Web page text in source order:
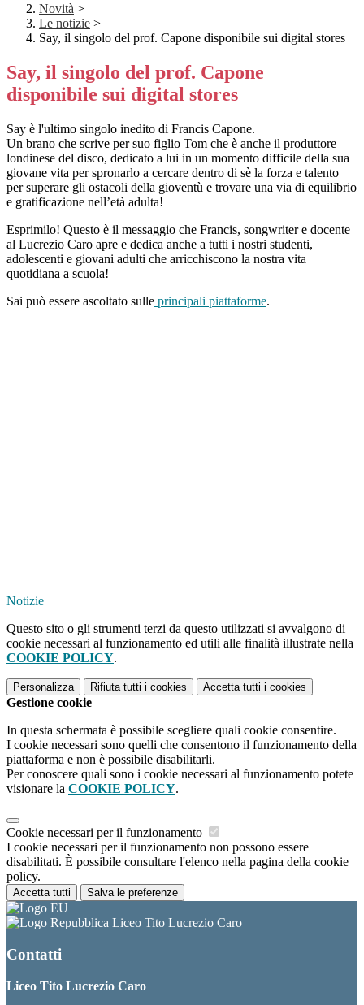
Novità >
Le notizie >
Say, il singolo del prof. Capone disponibile sui digital stores
Say, il singolo del prof. Capone
disponibile sui digital stores
Say è l'ultimo singolo inedito di Francis Capone.
Un brano che scrive per suo figlio Tom che è anche il produttore
londinese del disco, dedicato a lui in un momento difficile della sua
giovane vita per spronarlo a cercare dentro di sè la forza e talento
per superare gli ostacoli della gioventù e trovare una via di equilibrio
e gratificazione nell’età adulta!
Esprimilo! Questo è il messaggio che Francis, songwriter e docente
al Lucrezio Caro apre e dedica anche a tutti i nostri studenti,
adolescenti e giovani adulti che arricchiscono la nostra vita
quotidiana a scuola!
Sai può essere ascoltato sulle principali piattaforme.
Notizie
Questo sito o gli strumenti terzi da questo utilizzati si avvalgono di
cookie necessari al funzionamento ed utili alle finalità illustrate nella
COOKIE POLICY.
Personalizza Rifiuta tutti i cookies Accetta tutti i cookies
Gestione cookie
In questa schermata è possibile scegliere quali cookie consentire.
I cookie necessari sono quelli che consentono il funzionamento della
piattaforma e non è possibile disabilitarli.
Per conoscere quali sono i cookie necessari al funzionamento potete
visionare la COOKIE POLICY.
Cookie necessari per il funzionamento
I cookie necessari per il funzionamento non possono essere
disabilitati. È possibile consultare l'elenco nella pagina della cookie
policy.
Accetta tutti Salva le preferenze
Liceo Tito Lucrezio Caro
Contatti
Liceo Tito Lucrezio Caro